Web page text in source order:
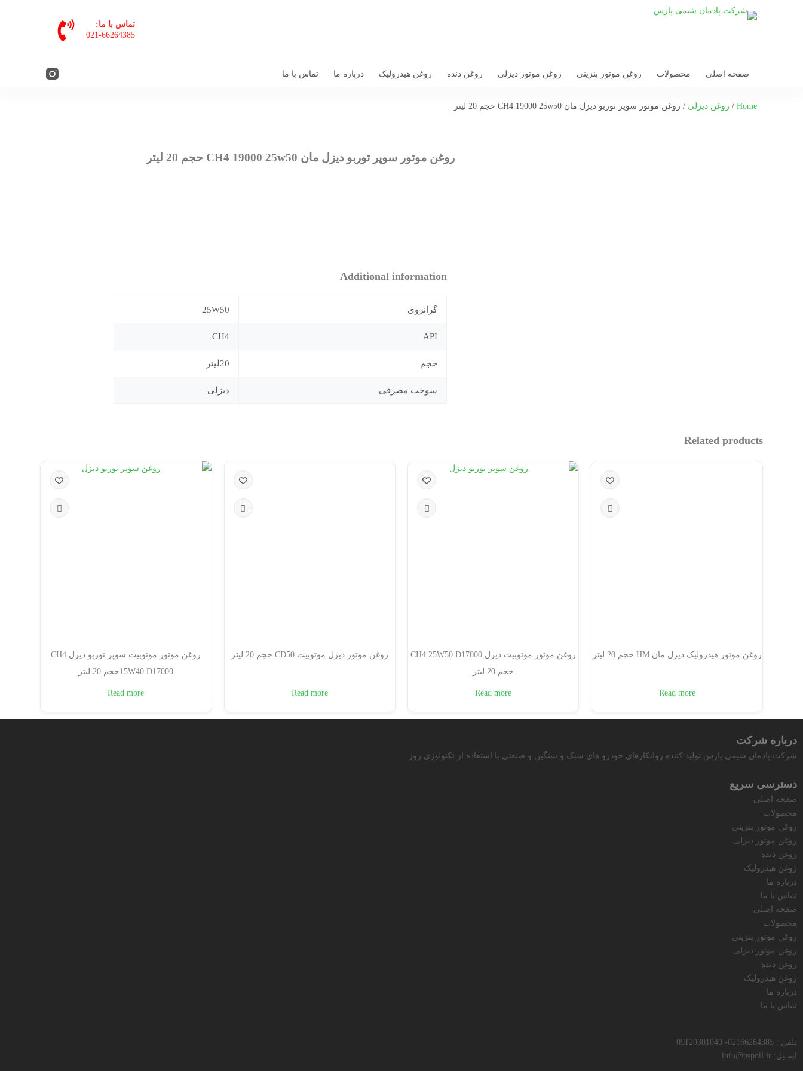
تماس با ما:
021-66264385
صفحه اصلی محصولات روغن موتور بنزینی روغن موتور دیزلی روغن دنده روغن هیدرولیک درباره ما تماس با ما
Home
/ روغن دیزلی / روغن موتور سوپر توربو دیزل مان CH4 19000 25w50 حجم 20 لیتر
روغن موتور سوپر توربو دیزل مان CH4 19000 25w50 حجم 20 لیتر
Additional information
گرانروی 25W50
API
CH4
حجم 20لیتر
سوخت مصرفی دیزلی
Related products
روغن موتور هیدرولیک دیزل مان HM حجم 20 لیتر
Read more
روغن موتور موتوبیت دیزل CH4 25W50 D17000
حجم 20 لیتر
Read more
روغن موتور دیزل موتوبیت CD50 حجم 20 لیتر
Read more
روغن موتور موتوبیت سوپر توربو دیزل CH4
15W40 D17000حجم 20 لیتر
Read more
درباره شرکت
شرکت پادمان شیمی پارس تولید کننده روانکارهای خودرو های سبک و سنگین و صنعتی با استفاده از تکنولوژی روز
دسترسی سریع
صفحه اصلی
محصولات
روغن موتور بنزینی
روغن موتور دیزلی
روغن دنده
روغن هیدرولیک
درباره ما
تماس با ما
صفحه اصلی
محصولات
روغن موتور بنزینی
روغن موتور دیزلی
روغن دنده
روغن هیدرولیک
درباره ما
تماس با ما
تلفن : 02166264385- 09120301040
ایمـیل: info@pspoil.ir